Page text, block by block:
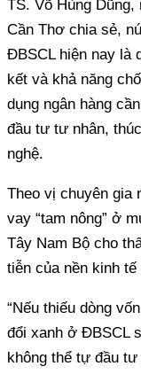
TS. Võ Hùng Dũng,
Cần Thơ chia sẻ,
ĐBSCL hiện nay là
kết và khả năng
dụng ngân hàng
đầu tư tư nhân,
nghệ.
Theo vị chuyên gia
vay “tam nông” ở
Tây Nam Bộ cho
tiễn của nền kinh tế
“Nếu thiếu dòng
đổi xanh ở ĐBSCL
không thể tự đầu